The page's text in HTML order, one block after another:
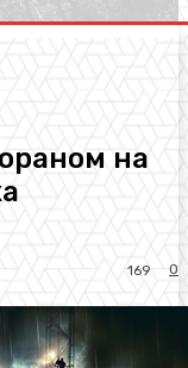
на
0
169